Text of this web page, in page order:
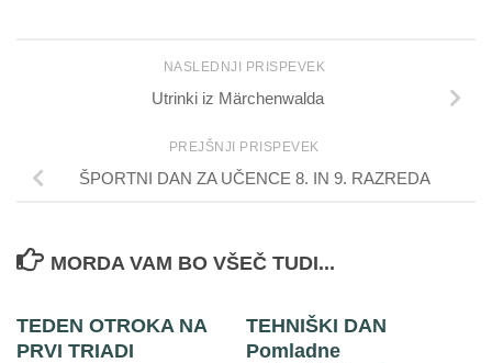
NASLEDNJI PRISPEVEK
Utrinki iz Märchenwalda
PREJŠNJI PRISPEVEK
ŠPORTNI DAN ZA UČENCE 8. IN 9. RAZREDA
MORDA VAM BO VŠEČ TUDI...
TEDEN OTROKA NA
PRVI TRIADI
TEHNIŠKI DAN
Pomladne